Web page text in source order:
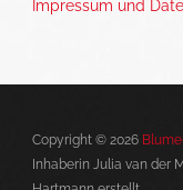
Impressum und
Copyright © 2026
Inhaberin Julia van der